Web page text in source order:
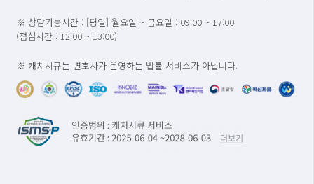
※ 상담가능시간 : [평일] 월요일 ~ 금요일 : 09:00 ~ 17:00
(점심시간 : 12:00 ~ 13:00)
※ 캐치시큐는 변호사가 운영하는 법률 서비스가 아닙니다.